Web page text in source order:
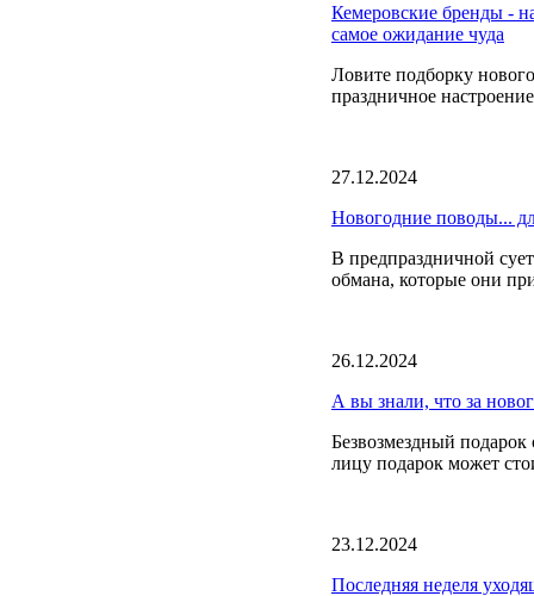
Кемеровские бренды -
самое ожидание чуда
Ловите подборку
праздничное
27.12.2024
Новогодние поводы...
В предпраздничной
обмана, которые они
26.12.2024
А вы знали, что за
Безвозмездный
лицу подарок может
23.12.2024
Последняя неделя